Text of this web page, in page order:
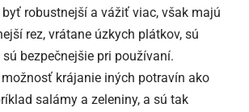
robustnejší a vážiť viac, však majú
rez, vrátane úzkych plátkov, sú
bezpečnejšie pri používaní.
krájanie iných potravín ako
salámy a zeleniny, a sú tak